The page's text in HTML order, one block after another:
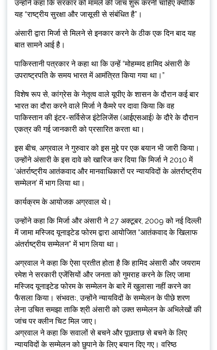
उन्होंने कहा कि सरकार को मामले की जांच शुरू करनी चाहिए क्योंकि
यह “राष्ट्रीय सुरक्षा और जासूसी से संबंधित है”।
अंसारी द्वारा मिर्जा से मिलने से इनकार करने के ठीक एक दिन बाद यह
बात सामने आई है।
पाकिस्तानी पत्रकार ने कहा था कि उन्हें “मोहम्मद हामिद अंसारी के
उपराष्ट्रपति के समय भारत में आमंत्रित किया गया था।”
विशेष रूप से, कांग्रेस के नेतृत्व वाले यूपीए के शासन के दौरान कई बार
भारत का दौरा करने वाले मिर्जा ने कैमरे पर दावा किया कि वह
पाकिस्तान की इंटर-सर्विसेज इंटेलिजेंस (आईएसआई) के दौरे के दौरान
एकत्र की गई जानकारी को प्रसारित करता था।
इस बीच, अग्रवाल ने गुरुवार को इस मुद्दे पर एक बयान भी जारी किया।
उन्होंने अंसारी के इस दावे को खारिज कर दिया कि मिर्जा ने 2010 में
‘अंतर्राष्ट्रीय आतंकवाद और मानवाधिकारों पर न्यायविदों के अंतर्राष्ट्रीय
सम्मेलन’ में भाग लिया था।
कार्यक्रम के आयोजक अग्रवाल थे।
उन्होंने कहा कि मिर्जा और अंसारी ने 27 अक्टूबर, 2009 को नई दिल्ली
में जामा मस्जिद यूनाइटेड फोरम द्वारा आयोजित “आतंकवाद के खिलाफ
अंतर्राष्ट्रीय सम्मेलन” में भाग लिया था।
अग्रवाल ने कहा कि ऐसा प्रतीत होता है कि हामिद अंसारी और जयराम
रमेश ने सरकारी एजेंसियों और जनता को गुमराह करने के लिए जामा
मस्जिद यूनाइटेड फोरम के सम्मेलन के बारे में खुलासा नहीं करने का
फैसला किया। संभवतः, उन्होंने न्यायविदों के सम्मेलन के पीछे शरण
लेना उचित समझा ताकि श्री अंसारी को उक्त सम्मेलन के अभिलेखों की
जांच पर क्लीन चिट मिल जाए।
अग्रवाल ने कहा कि सवालों से बचने और पूछताछ से बचने के लिए
न्यायविदों के सम्मेलन को छुपाने के लिए बयान दिए गए। वरिष्ठ